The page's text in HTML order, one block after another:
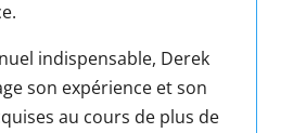
indispensable, Derek
son expérience et son
au cours de plus de